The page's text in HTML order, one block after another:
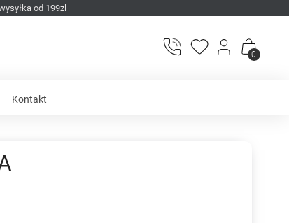
od 199zl
0
Kontakt